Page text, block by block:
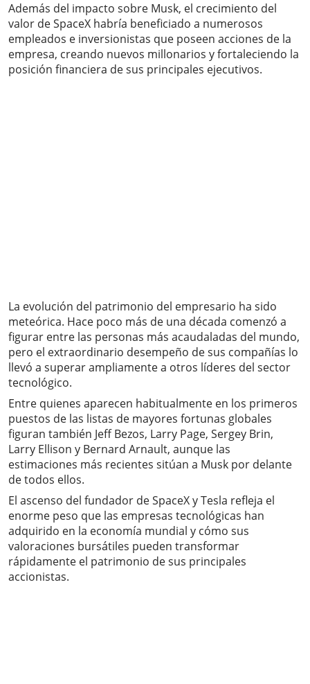
Además del impacto sobre Musk, el crecimiento del
valor de SpaceX habría beneficiado a numerosos
empleados e inversionistas que poseen acciones de la
empresa, creando nuevos millonarios y fortaleciendo la
posición financiera de sus principales ejecutivos.
La evolución del patrimonio del empresario ha sido
meteórica. Hace poco más de una década comenzó a
figurar entre las personas más acaudaladas del mundo,
pero el extraordinario desempeño de sus compañías lo
llevó a superar ampliamente a otros líderes del sector
tecnológico.
Entre quienes aparecen habitualmente en los primeros
puestos de las listas de mayores fortunas globales
figuran también Jeff Bezos, Larry Page, Sergey Brin,
Larry Ellison y Bernard Arnault, aunque las
estimaciones más recientes sitúan a Musk por delante
de todos ellos.
El ascenso del fundador de SpaceX y Tesla refleja el
enorme peso que las empresas tecnológicas han
adquirido en la economía mundial y cómo sus
valoraciones bursátiles pueden transformar
rápidamente el patrimonio de sus principales
accionistas.